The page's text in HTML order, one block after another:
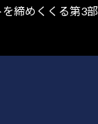
締めくくる第3